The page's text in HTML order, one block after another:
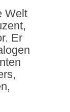
Welt
Er